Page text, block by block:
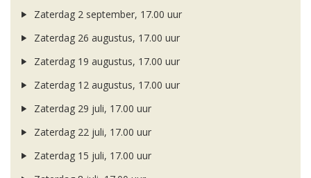
Zaterdag 2 september, 17.00 uur
Zaterdag 26 augustus, 17.00 uur
Zaterdag 19 augustus, 17.00 uur
Zaterdag 12 augustus, 17.00 uur
Zaterdag 29 juli, 17.00 uur
Zaterdag 22 juli, 17.00 uur
Zaterdag 15 juli, 17.00 uur